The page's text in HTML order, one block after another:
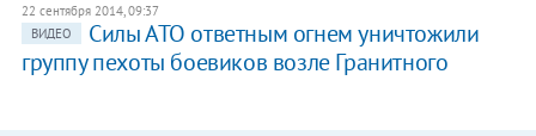
22 сентября 2014, 09:37
ВИДЕО
Силы АТО ответным огнем уничтожили
группу пехоты боевиков возле Гранитного